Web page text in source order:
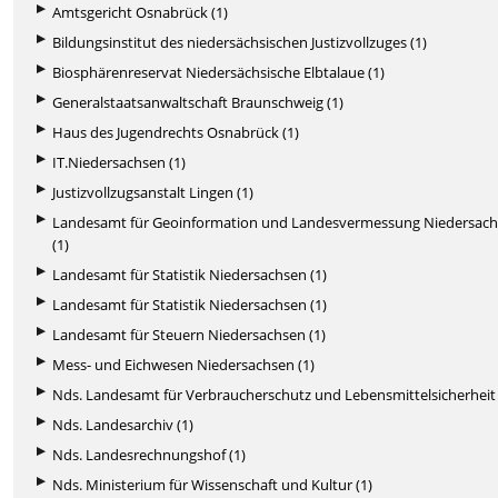
Amtsgericht Osnabrück (1)
Bildungsinstitut des niedersächsischen Justizvollzuges (1)
Biosphärenreservat Niedersächsische Elbtalaue (1)
Generalstaatsanwaltschaft Braunschweig (1)
Haus des Jugendrechts Osnabrück (1)
IT.Niedersachsen (1)
Justizvollzugsanstalt Lingen (1)
Landesamt für Geoinformation und Landesvermessung
(1)
Landesamt für Statistik Niedersachsen (1)
Landesamt für Statistik Niedersachsen (1)
Landesamt für Steuern Niedersachsen (1)
Mess- und Eichwesen Niedersachsen (1)
Nds. Landesamt für Verbraucherschutz und Lebensmittelsicherheit
Nds. Landesarchiv (1)
Nds. Landesrechnungshof (1)
Nds. Ministerium für Wissenschaft und Kultur (1)